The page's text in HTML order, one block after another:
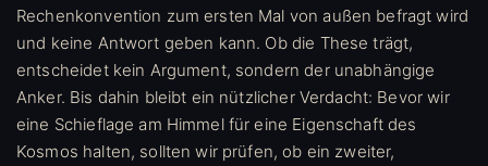
Rechenkonvention zum ersten Mal von außen befragt wird
und keine Antwort geben kann. Ob die These trägt,
entscheidet kein Argument, sondern der unabhängige
Anker. Bis dahin bleibt ein nützlicher Verdacht: Bevor wir
eine Schieflage am Himmel für eine Eigenschaft des
Kosmos halten, sollten wir prüfen, ob ein zweiter,